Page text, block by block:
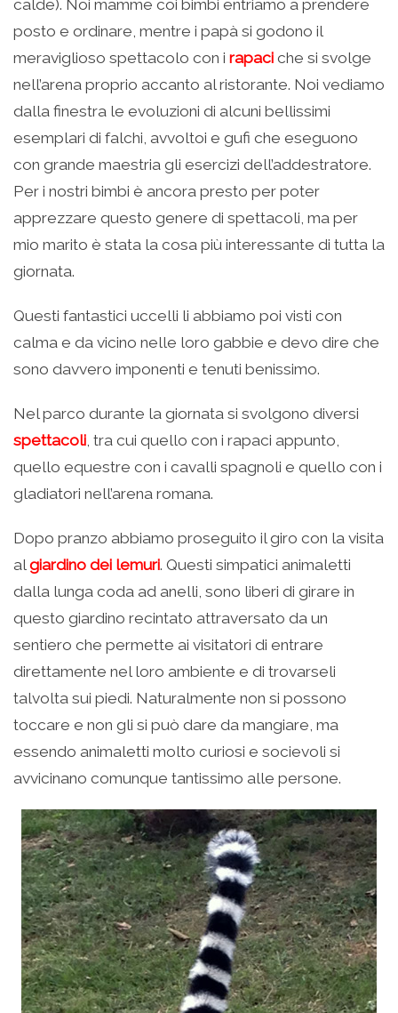
calde). Noi mamme coi bimbi entriamo a prendere
posto e ordinare, mentre i papà si godono il
meraviglioso spettacolo con i rapaci che si svolge
nell’arena proprio accanto al ristorante. Noi vediamo
dalla finestra le evoluzioni di alcuni bellissimi
esemplari di falchi, avvoltoi e gufi che eseguono
con grande maestria gli esercizi dell’addestratore.
Per i nostri bimbi è ancora presto per poter
apprezzare questo genere di spettacoli, ma per
mio marito è stata la cosa più interessante di tutta la
giornata.
Questi fantastici uccelli li abbiamo poi visti con
calma e da vicino nelle loro gabbie e devo dire che
sono davvero imponenti e tenuti benissimo.
Nel parco durante la giornata si svolgono diversi
spettacoli , tra cui quello con i rapaci appunto,
quello equestre con i cavalli spagnoli e quello con i
gladiatori nell’arena romana.
Dopo pranzo abbiamo proseguito il giro con la visita
al giardino dei lemuri. Questi simpatici animaletti
dalla lunga coda ad anelli, sono liberi di girare in
questo giardino recintato attraversato da un
sentiero che permette ai visitatori di entrare
direttamente nel loro ambiente e di trovarseli
talvolta sui piedi. Naturalmente non si possono
toccare e non gli si può dare da mangiare, ma
essendo animaletti molto curiosi e socievoli si
avvicinano comunque tantissimo alle persone.